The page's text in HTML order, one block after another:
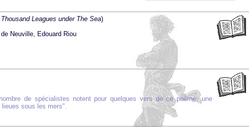
Leagues under The Sea)
Neuville, Edouard Riou
de spécialistes notent pour quelques vers de ce poème, une
sous les mers".